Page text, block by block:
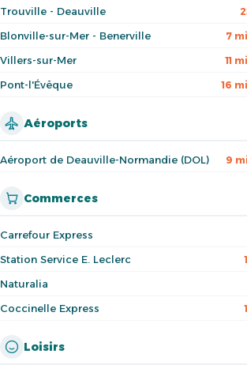
Trouville - Deauville
Blonville-sur-Mer - Benerville 7
Villers-sur-Mer 11
Pont-l'Évêque 16
Aéroports
Aéroport de Deauville-Normandie (DOL) 9
Commerces
Carrefour Express
Station Service E. Leclerc
Naturalia
Coccinelle Express
Loisirs